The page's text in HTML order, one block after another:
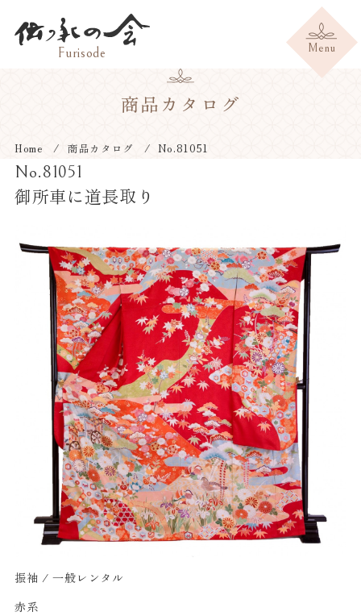
商品カタログ
Home 商品カタログ No.81051
No.81051
御所車に道長取り
振袖 / 一般レンタル
赤系